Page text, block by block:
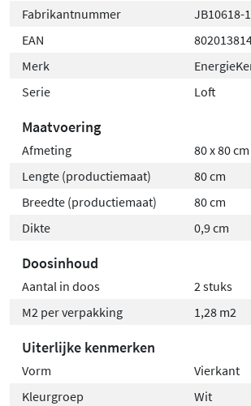
Fabrikantnummer
JB10618-1
EAN
Merk
Serie
Loft
Maatvoering
Afmeting
80 x 80 cm
Lengte (productiemaat)
80 cm
Breedte (productiemaat)
80 cm
Dikte
0,9 cm
Doosinhoud
Aantal in doos
2 stuks
M2 per verpakking
1,28 m2
Uiterlijke kenmerken
Vorm
Vierkant
Kleurgroep
Wit